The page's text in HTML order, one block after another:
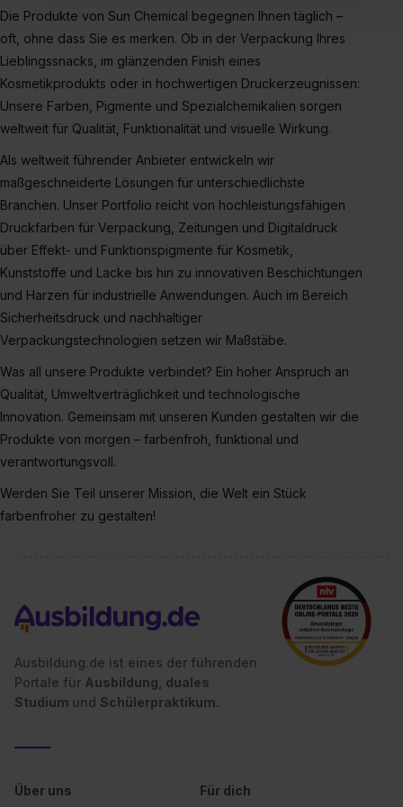
einverstanden, dass dir nach Setzen der Cookies externe
Inhalte (z.B. Videos oder Posts) angezeigt und hierfür
erforderliche personenbezogene Daten an Social Media
Dienste, ggfs. mit Sitz in den USA, übermittelt werden.
Eine Erlaubnis hierfür kannst du auch später noch im
Einzelfall bei dem jeweiligen Inhalt erteilen. Willst du nur
Auswahl über die Checkboxen und klick auf „Auswahl
erlauben“. Die Einwilligung zur Platzierung von Cookies
der Kategorien „Präferenzen“, „Statistiken“ und „Social
Media und Marketing“ umfasst hierbei die Einwilligung
zur Übermittlung deiner Daten in die USA (Art. 49 Abs. 1
S. 1 lit. a) DS-GVO). Die USA verfügen über kein
angemessenes Datenschutzniveau (EuGH – Schrems
II). Du kannst die von dir erteilte Einwilligung jederzeit mit
Wirkung für die Zukunft ganz oder teilweise über unsere
Einstellungen“ widerrufen. Weitere Informationen zu den
einzelnen Cookies findest du durch Klick auf „Details
zeigen“. Weitere Informationen:Datenschutzerklärung
Impressum.
Die Produkte von Sun Chemical begegnen Ihnen täglich –
oft, ohne dass Sie es merken. Ob in der Verpackung Ihres
Lieblingssnacks, im glänzenden Finish eines
Kosmetikprodukts oder in hochwertigen Druckerzeugnissen:
Unsere Farben, Pigmente und Spezialchemikalien sorgen
weltweit für Qualität, Funktionalität und visuelle Wirkung.
Als weltweit führender Anbieter entwickeln wir
maßgeschneiderte Lösungen für unterschiedlichste
Branchen. Unser Portfolio reicht von hochleistungsfähigen
Druckfarben für Verpackung, Zeitungen und Digitaldruck
über Effekt- und Funktionspigmente für Kosmetik,
Kunststoffe und Lacke bis hin zu innovativen Beschichtungen
und Harzen für industrielle Anwendungen. Auch im Bereich
Sicherheitsdruck und nachhaltiger
Verpackungstechnologien setzen wir Maßstäbe.
Was all unsere Produkte verbindet? Ein hoher Anspruch an
Qualität, Umweltverträglichkeit und technologische
Innovation. Gemeinsam mit unseren Kunden gestalten wir die
Produkte von morgen – farbenfroh, funktional und
verantwortungsvoll.
Werden Sie Teil unserer Mission, die Welt ein Stück
farbenfroher zu gestalten!
Ausbildung.de ist eines der führenden
Portale für Ausbildung, duales
Studium und Schülerpraktikum.
Über uns
Für dich